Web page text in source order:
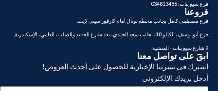
فرع سبع بنات: 034813486
فروعنا
فرع مصطفى كامل بجانب محطة توتال أمام كارفور سيتي لايت.
فرع أبو يوسف، الكيلو 18، بجانب سعد الجندي، بعد شارع الحديد والصلب، العامي، الإسكندرية.
9 شارع سبع بنات - المنشية.
ابقَ على تواصل معنا
اشترك في نشرتنا الإخبارية للحصول على أحدث العروض!
أدخل بريدك الإلكترونى